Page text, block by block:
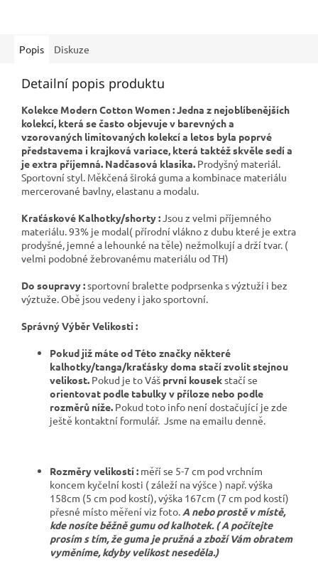
Popis Diskuze
Detailní popis produktu
Kolekce Modern Cotton Women : Jedna z nejoblíbenějších
kolekcí, která se často objevuje v barevných a
vzorovaných limitovaných kolekcí a letos byla poprvé
představema i krajková variace, která taktéž skvěle sedí a
je extra příjemná. Nadčasová klasika. Prodyšný materiál.
Sportovní styl. Měkčená široká guma a kombinace materiálu
mercerované bavlny, elastanu a modalu.
Kraťáskové Kalhotky/shorty :Jsou z velmi příjemného
materiálu. 93% je modal( přírodní vlákno z dubu které je extra
prodyšné, jemné a lehounké na těle) nežmolkují a drží tvar. (
velmi podobné žebrovanému materiálu od TH)
Do soupravy :sportovní bralette podprsenka s výztuží i bez
výztuže. Obě jsou vedeny i jako sportovní.
Správný Výběr Velikosti :
Pokud již máte od Této značky některé
kalhotky/tanga/kraťásky doma stačí zvolit stejnou
velikost. Pokud je to Váš první kousekstačí se
orientovat podle tabulky v příloze nebo podle
rozměrů níže. Pokud toto info není dostačující je zde
ještě kontaktní formulář. Jsme na emailu denně.
Rozměry velikostí : měří se 5-7 cm pod vrchním
koncem kyčelní kosti ( záleží na výšce ) např. výška
158cm (5 cm pod kostí), výška 167cm (7 cm pod kostí)
přesné místo měření viz foto. A nebo prostě v místě,
kde nosíte běžně gumu od kalhotek. ( A počítejte
prosím s tím, že guma je pružná a zboží Vám obratem
vyměníme, kdyby velikost neseděla.)